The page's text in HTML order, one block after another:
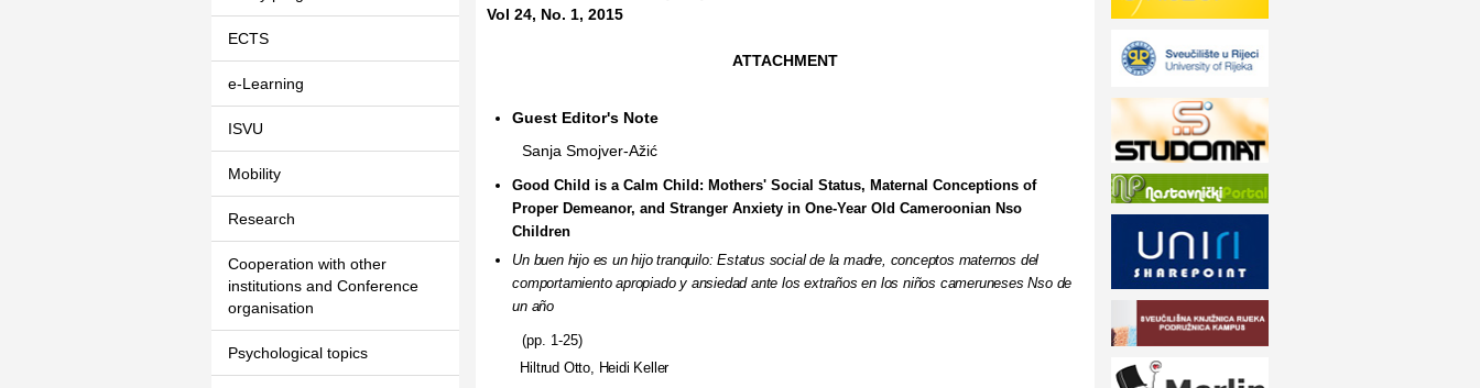
Vol 24, No. 1, 2015
ATTACHMENT
Guest Editor's Note
Sanja Smojver-Ažić
Good Child is a Calm Child: Mothers' Social Status, Maternal Conceptions of
Proper Demeanor, and Stranger Anxiety in One-Year Old Cameroonian Nso
Children
Un buen hijo es un hijo tranquilo: Estatus social de la madre, conceptos maternos del
comportamiento apropiado y ansiedad ante los extraños en los niños cameruneses Nso de
un año
(pp. 1-25)
Hiltrud Otto, Heidi Keller
ECTS
e-Learning
ISVU
Mobility
Research
Cooperation with other
institutions and Conference
organisation
Psychological topics